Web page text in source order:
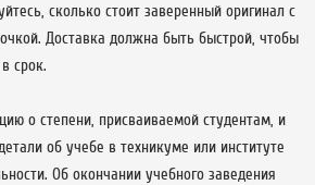
сколько стоит заверенный оригинал с
Доставка должна быть быстрой, чтобы
срок.
о степени, присваиваемой студентам, и
об учебе в техникуме или институте
Об окончании учебного заведения